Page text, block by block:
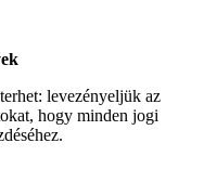
levezényeljük az
hogy minden jogi